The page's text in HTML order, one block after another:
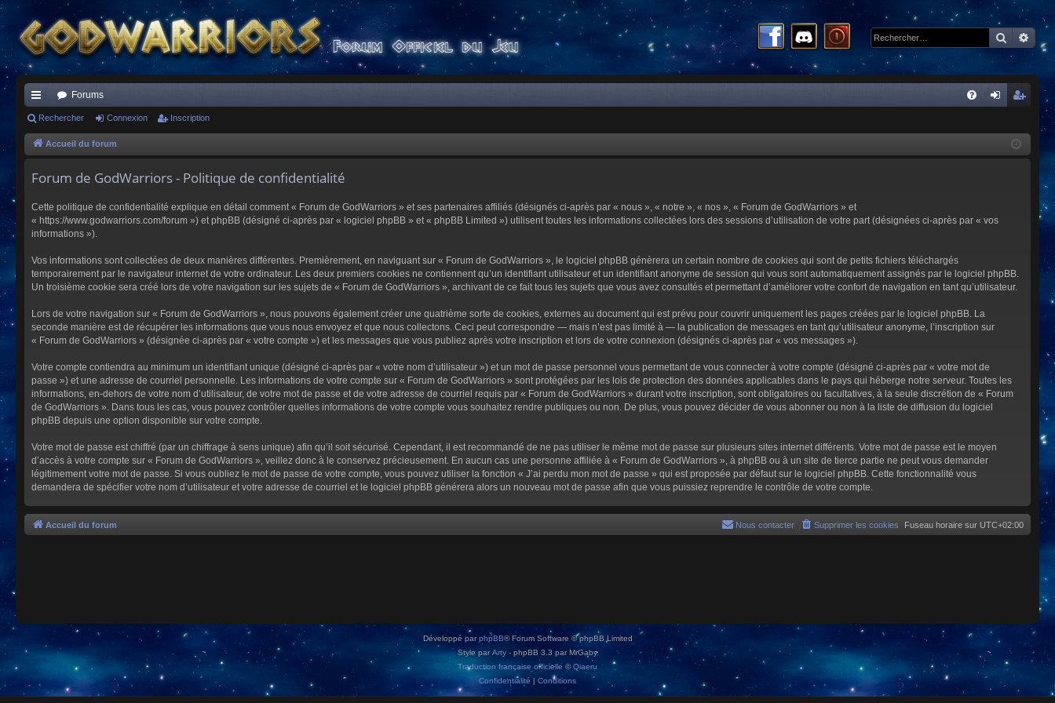
ac
co
s
Forums
cri
Rechercher Connexion Inscription
Accueil du forum
Forum de GodWarriors - Politique de confidentialité
Cette politique de confidentialité explique en détail comment « Forum de GodWarriors » et ses partenaires affiliés (désignés ci-après par « nous », « notre », « nos », « Forum de GodWarriors » et
« https://www.godwarriors.com/forum ») et phpBB (désigné ci-après par « logiciel phpBB » et « phpBB Limited ») utilisent toutes les informations collectées lors des sessions d’utilisation de votre part (désignées ci-après par « vos
informations »).
Vos informations sont collectées de deux manières différentes. Premièrement, en naviguant sur « Forum de GodWarriors », le logiciel phpBB génèrera un certain nombre de cookies qui sont de petits fichiers téléchargés
temporairement par le navigateur internet de votre ordinateur. Les deux premiers cookies ne contiennent qu’un identifiant utilisateur et un identifiant anonyme de session qui vous sont automatiquement assignés par le logiciel phpBB.
Un troisième cookie sera créé lors de votre navigation sur les sujets de « Forum de GodWarriors », archivant de ce fait tous les sujets que vous avez consultés et permettant d’améliorer votre confort de navigation en tant qu’utilisateur.
Lors de votre navigation sur « Forum de GodWarriors », nous pouvons également créer une quatrième sorte de cookies, externes au document qui est prévu pour couvrir uniquement les pages créées par le logiciel phpBB. La
seconde manière est de récupérer les informations que vous nous envoyez et que nous collectons. Ceci peut correspondre — mais n’est pas limité à — la publication de messages en tant qu’utilisateur anonyme, l’inscription sur
« Forum de GodWarriors » (désignée ci-après par « votre compte ») et les messages que vous publiez après votre inscription et lors de votre connexion (désignés ci-après par « vos messages »).
Votre compte contiendra au minimum un identifiant unique (désigné ci-après par « votre nom d’utilisateur ») et un mot de passe personnel vous permettant de vous connecter à votre compte (désigné ci-après par « votre mot de
passe ») et une adresse de courriel personnelle. Les informations de votre compte sur « Forum de GodWarriors » sont protégées par les lois de protection des données applicables dans le pays qui héberge notre serveur. Toutes les
informations, en-dehors de votre nom d’utilisateur, de votre mot de passe et de votre adresse de courriel requis par « Forum de GodWarriors » durant votre inscription, sont obligatoires ou facultatives, à la seule discrétion de « Forum
de GodWarriors ». Dans tous les cas, vous pouvez contrôler quelles informations de votre compte vous souhaitez rendre publiques ou non. De plus, vous pouvez décider de vous abonner ou non à la liste de diffusion du logiciel
phpBB depuis une option disponible sur votre compte.
Votre mot de passe est chiffré (par un chiffrage à sens unique) afin qu’il soit sécurisé. Cependant, il est recommandé de ne pas utiliser le même mot de passe sur plusieurs sites internet différents. Votre mot de passe est le moyen
d’accès à votre compte sur « Forum de GodWarriors », veillez donc à le conservez précieusement. En aucun cas une personne affiliée à « Forum de GodWarriors », à phpBB ou à un site de tierce partie ne peut vous demander
légitimement votre mot de passe. Si vous oubliez le mot de passe de votre compte, vous pouvez utiliser la fonction « J’ai perdu mon mot de passe » qui est proposée par défaut sur le logiciel phpBB. Cette fonctionnalité vous
demandera de spécifier votre nom d’utilisateur et votre adresse de courriel et le logiciel phpBB générera alors un nouveau mot de passe afin que vous puissiez reprendre le contrôle de votre compte.
Accueil du forum Fuseau horaire sur UTC+02:00
Supprimer les cookies
Nous contacter
Développé parphpBB® Forum Software © phpBB Limited
Style par Arty - phpBB 3.3 par MrGaby
Traduction française officielle ©Qiaeru
Confidentialité | Conditions